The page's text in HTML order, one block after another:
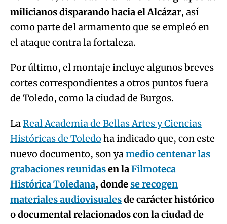
milicianos disparando hacia el Alcázar, así
como parte del armamento que se empleó en
el ataque contra la fortaleza.
Por último, el montaje incluye algunos breves
cortes correspondientes a otros puntos fuera
de Toledo, como la ciudad de Burgos.
LaReal Academia de Bellas Artes y Ciencias
Históricas de Toledo ha indicado que, con este
nuevo documento, son yamedio centenar las
grabaciones reunidasen laFilmoteca
Histórica Toledana, dondese recogen
materiales audiovisualesde carácter histórico
o documental relacionados con la ciudad de